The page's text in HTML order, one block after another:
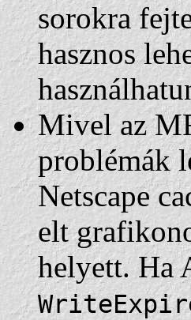
sorokra
hasznos
Mivel az
problémák
Netscape
elt
helyett. Ha